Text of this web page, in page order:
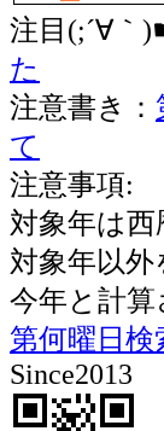
注目(;´∀｀
た
注意書き：
て
注意事項:
対象年は西
対象年以外
今年と計算
第何曜日検
Since2013